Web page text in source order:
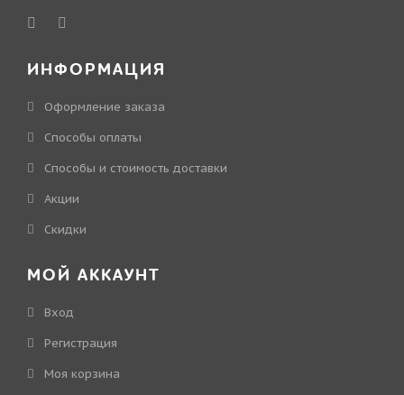
ИНФОРМАЦИЯ
Оформление заказа
Способы оплаты
Способы и стоимость доставки
Акции
Скидки
МОЙ АККАУНТ
Вход
Регистрация
Моя корзина